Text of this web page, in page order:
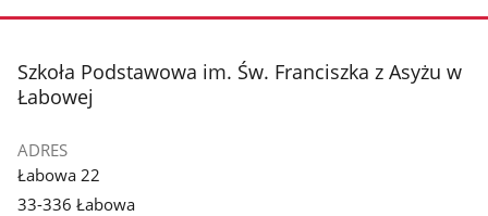
stopka
Szkoła Podstawowa im. Św. Franciszka z Asyżu w
Łabowej
ADRES
Łabowa 22
33-336 Łabowa